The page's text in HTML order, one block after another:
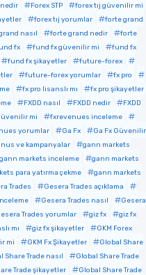
Forex STP
forex tıj güvenilir mi
forex tıj yorumlar
forte grand
nasıl forte grand nedir
forte
fx fund fx güvenilir mi
fund fx
fund fx şikayetler
future-forex
future-forex yorumlar
fx pro
fx pro lisanslı mı
fx pro şikayetler
FXDD nasıl FXDD nedir
FXDD
mi
fxrevenues inceleme
yorumlar Ga Fx
Ga Fx Güvenilir
ve kampanyalar
gann markets
gann markets inceleme
gann markets
para yatırma çekme
gann markets
Trades
Gesera Trades açıklama
Gesera Trades nasıl
Gesera
Trades yorumlar giz fx
giz fx
mı giz fx şikayetler
GKM Forex
mi GKM Fx Şikayetler
Global Share
Share Trade nasıl
Global Share Trade
Trade şikayetler
Global Share Trade